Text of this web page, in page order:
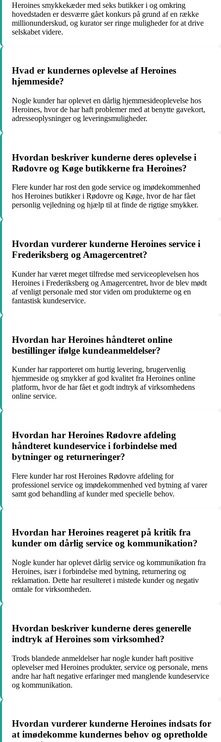
Heroines smykkekæder med seks butikker i og omkring
hovedstaden er desværre gået konkurs på grund af en række
millionunderskud, og kurator ser ringe muligheder for at drive
selskabet videre.
Hvad er kundernes oplevelse af Heroines
hjemmeside?
Nogle kunder har oplevet en dårlig hjemmesideoplevelse hos
Heroines, hvor de har haft problemer med at benytte gavekort,
adresseoplysninger og leveringsmuligheder.
Hvordan beskriver kunderne deres oplevelse i
Rødovre og Køge butikkerne fra Heroines?
Flere kunder har rost den gode service og imødekommenhed
hos Heroines butikker i Rødovre og Køge, hvor de har fået
personlig vejledning og hjælp til at finde de rigtige smykker.
Hvordan vurderer kunderne Heroines service i
Frederiksberg og Amagercentret?
Kunder har været meget tilfredse med serviceoplevelsen hos
Heroines i Frederiksberg og Amagercentret, hvor de blev mødt
af venligt personale med stor viden om produkterne og en
fantastisk kundeservice.
Hvordan har Heroines håndteret online
bestillinger ifølge kundeanmeldelser?
Kunder har rapporteret om hurtig levering, brugervenlig
hjemmeside og smykker af god kvalitet fra Heroines online
platform, hvor de har fået et godt indtryk af virksomhedens
online service.
Hvordan har Heroines Rødovre afdeling
håndteret kundeservice i forbindelse med
bytninger og returneringer?
Flere kunder har rost Heroines Rødovre afdeling for
professionel service og imødekommenhed ved bytning af varer
samt god behandling af kunder med specielle behov.
Hvordan har Heroines reageret på kritik fra
kunder om dårlig service og kommunikation?
Nogle kunder har oplevet dårlig service og kommunikation fra
Heroines, især i forbindelse med bytning, returnering og
reklamation. Dette har resulteret i mistede kunder og negativ
omtale for virksomheden.
Hvordan beskriver kunderne deres generelle
indtryk af Heroines som virksomhed?
Trods blandede anmeldelser har nogle kunder haft positive
oplevelser med Heroines produkter, service og personale, mens
andre har haft negative erfaringer med manglende kundeservice
og kommunikation.
Hvordan vurderer kunderne Heroines indsats for
at imødekomme kundernes behov og opretholde